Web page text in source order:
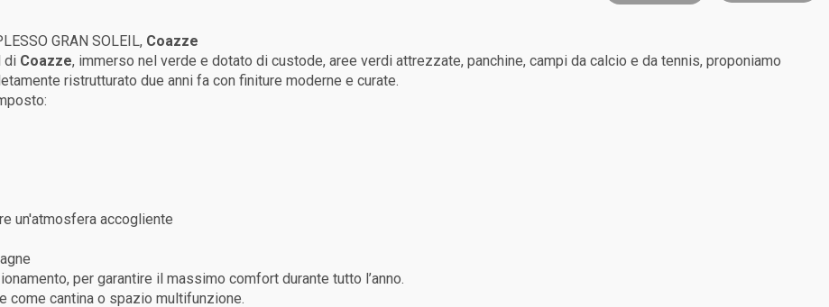
GRAN SOLEIL, Coazze
di Coazze, immerso nel verde e dotato di custode, aree verdi attrezzate, panchine, campi da calcio e da tennis, proponiamo
ristrutturato due anni fa con finiture moderne e curate.
un'atmosfera accogliente
per garantire il massimo comfort durante tutto l’anno.
come cantina o spazio multifunzione.